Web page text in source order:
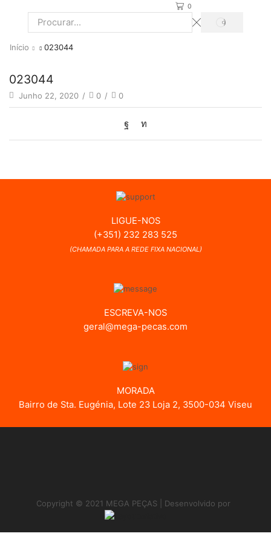
0
Search
PROCURAR
Início 023044
023044
Junho 22, 2020 / 0 / 0
LIGUE-NOS
(+351) 232 283 525
(CHAMADA PARA A REDE FIXA NACIONAL)
ESCREVA-NOS
geral@mega-pecas.com
MORADA
Bairro de Sta. Eugénia, Lote 23 Loja 2, 3500-034 Viseu
Copyright © 2021 MEGA PEÇAS | Desenvolvido por